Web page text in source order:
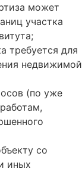
может
участка
требуется для
недвижимой
(по уже
со
иных